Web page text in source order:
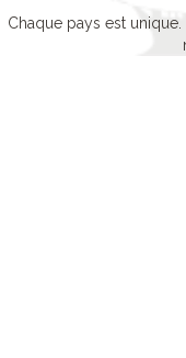
Chaque pays est